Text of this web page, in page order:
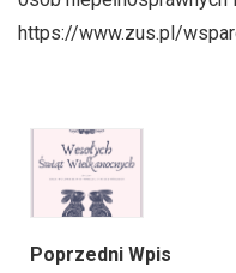
https://www.zus.pl/
Poprzedni Wpis